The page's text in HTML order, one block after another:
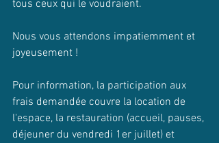
tous ceux qui le voudraient.
Nous vous attendons impatiemment et
joyeusement !
Pour information, la participation aux
frais demandée couvre la location de
l'espace, la restauration (accueil, pauses,
déjeuner du vendredi 1er juillet) et